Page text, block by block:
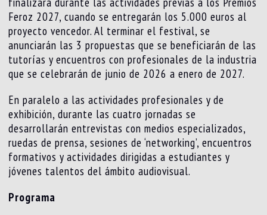
Feroz 2027, cuando se entregarán los 5.000 euros al
proyecto vencedor. Al terminar el festival, se
anunciarán las 3 propuestas que se beneficiarán de las
tutorías y encuentros con profesionales de la industria
que se celebrarán de junio de 2026 a enero de 2027.
En paralelo a las actividades profesionales y de
exhibición, durante las cuatro jornadas se
desarrollarán entrevistas con medios especializados,
ruedas de prensa, sesiones de ‘networking’, encuentros
formativos y actividades dirigidas a estudiantes y
jóvenes talentos del ámbito audiovisual.
Programa